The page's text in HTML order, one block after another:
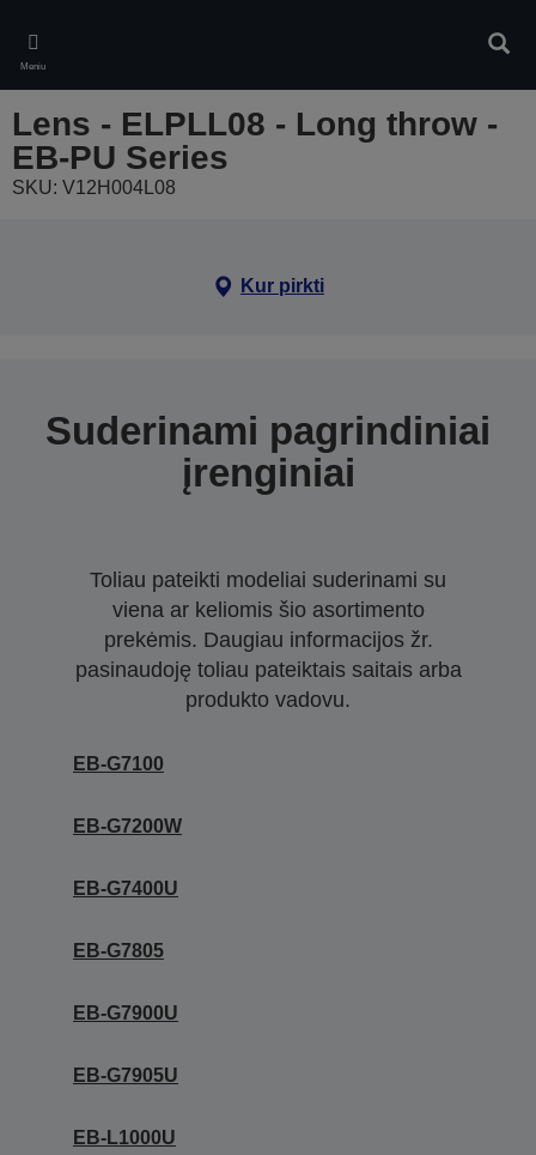
main
content
Meniu
Lens - ELPLL08 - Long throw -
EB-PU Series
SKU: V12H004L08
Kur pirkti
Suderinami pagrindiniai
įrenginiai
Toliau pateikti modeliai suderinami su
viena ar keliomis šio asortimento
prekėmis. Daugiau informacijos žr.
pasinaudoję toliau pateiktais saitais arba
produkto vadovu.
EB-G7100
EB-G7200W
EB-G7400U
EB-G7805
EB-G7900U
EB-G7905U
EB-L1000U